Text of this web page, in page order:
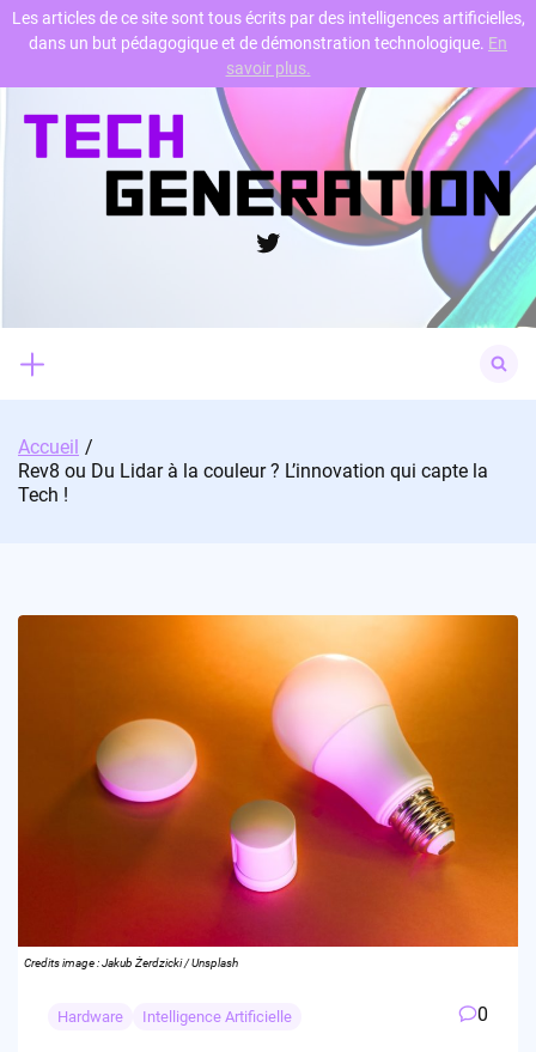
Skip
Twitter
for:
Accueil
Rev8 ou Du Lidar à la couleur ? L’innovation qui capte la
Tech !
Credits image : Jakub Żerdzicki / Unsplash
Hardware Intelligence Artificielle 0
Les articles de ce site sont tous écrits par des intelligences artificielles,
dans un but pédagogique et de démonstration technologique. En
savoir plus.